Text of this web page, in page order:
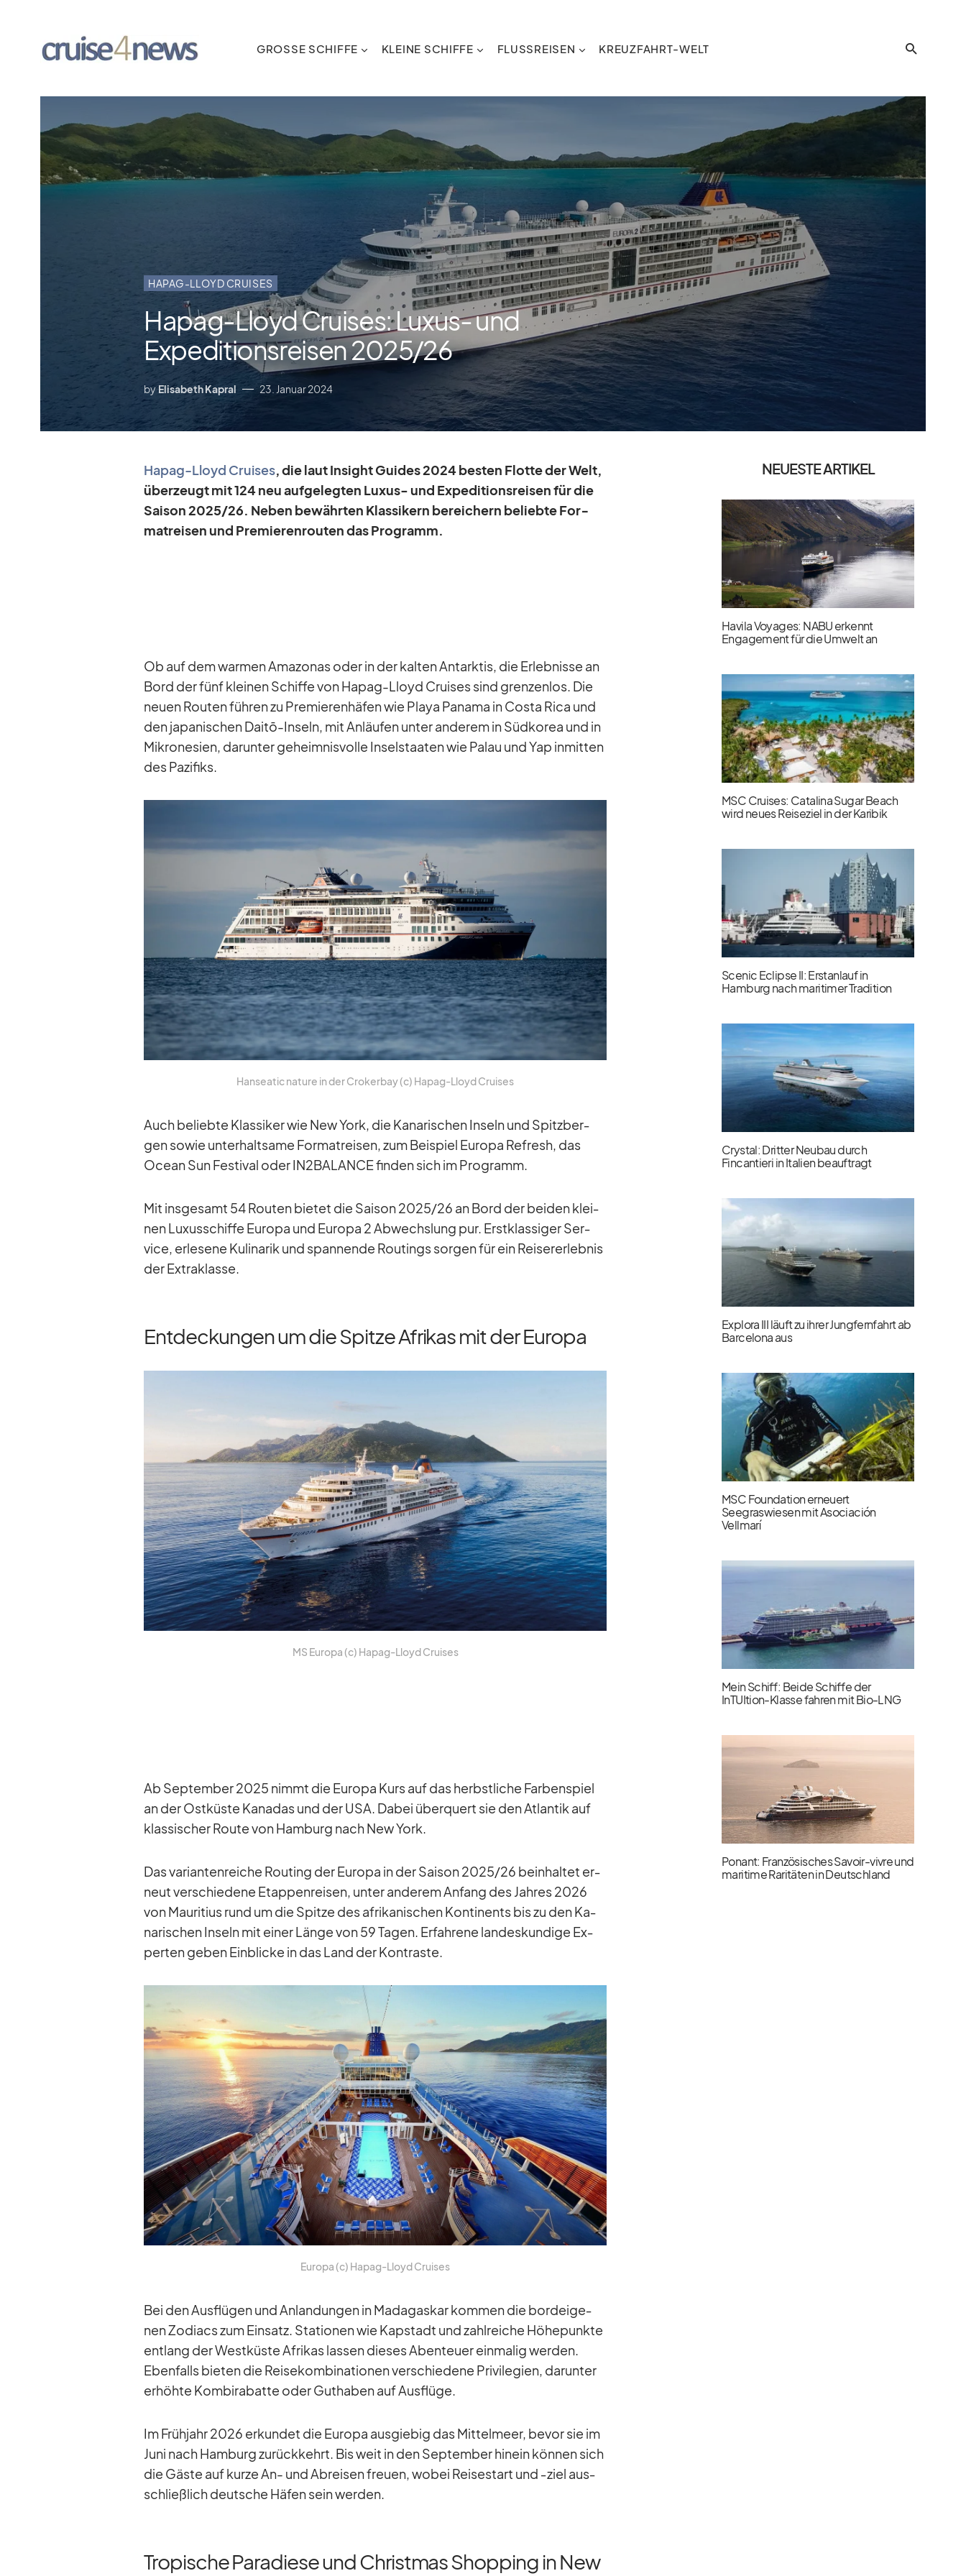
GROSSE SCHIFFE KLEINE SCHIFFE FLUSSREISEN KREUZFAHRT-WELT
HAPAG-LLOYD CRUISES
Hapag-Lloyd Cruises: Luxus- und
Expeditionsreisen 2025/​26
by Elisabeth Kapral 23. Januar 2024
Ha­pag-Lloyd Crui­ses, die laut In­sight Gui­des 2024 bes­ten Flotte der Welt,
über­zeugt mit 124 neu auf­ge­leg­ten Lu­xus- und Ex­pe­di­ti­ons­rei­sen für die
Sai­son 2025/​26. Ne­ben be­währ­ten Klas­si­kern be­rei­chern be­liebte For­
ma­trei­sen und Pre­mie­ren­rou­ten das Pro­gramm.
Ob auf dem war­men Ama­zo­nas oder in der kal­ten Ant­ark­tis, die Er­leb­nisse an
Bord der fünf klei­nen Schiffe von Ha­pag-Lloyd Crui­ses sind gren­zen­los. Die
neuen Rou­ten füh­ren zu Pre­mie­ren­hä­fen wie Playa Pa­nama in Costa Rica und
den ja­pa­ni­schen Daitō-In­seln, mit An­läu­fen un­ter an­de­rem in Süd­ko­rea und in
Mi­kro­ne­sien, dar­un­ter ge­heim­nis­volle In­sel­staa­ten wie Pa­lau und Yap in­mit­ten
des Pa­zi­fiks.
Han­sea­tic na­ture in der Cro­ker­bay (c) Ha­pag-Lloyd Crui­ses
Auch be­liebte Klas­si­ker wie New York, die Ka­na­ri­schen In­seln und Spitz­ber­
gen so­wie un­ter­halt­same For­ma­trei­sen, zum Bei­spiel Eu­ropa Re­fresh, das
Ocean Sun Fes­ti­val oder IN2BALANCE fin­den sich im Pro­gramm.
Mit ins­ge­samt 54 Rou­ten bie­tet die Sai­son 2025/​26 an Bord der bei­den klei­
nen Lu­xus­schiffe Eu­ropa und Eu­ropa 2 Ab­wechs­lung pur. Erst­klas­si­ger Ser­
vice, er­le­sene Ku­li­na­rik und span­nende Rou­tings sor­gen für ein Rei­ser­er­leb­nis
der Ex­tra­klasse.
Entdeckungen um die Spitze Afrikas mit der Europa
MS Eu­ropa (c) Ha­pag-Lloyd Crui­ses
Ab Sep­tem­ber 2025 nimmt die Eu­ropa Kurs auf das herbst­li­che Far­ben­spiel
an der Ost­küste Ka­na­das und der USA. Da­bei über­quert sie den At­lan­tik auf
klas­si­scher Route von Ham­burg nach New York.
Das va­ri­an­ten­rei­che Rou­ting der Eu­ropa in der Sai­son 2025/​26 be­inhal­tet er­
neut ver­schie­dene Etap­pen­rei­sen, un­ter an­de­rem An­fang des Jah­res 2026
von Mau­ri­tius rund um die Spitze des afri­ka­ni­schen Kon­ti­nents bis zu den Ka­
na­ri­schen In­seln mit ei­ner Länge von 59 Ta­gen. Er­fah­rene lan­des­kun­dige Ex­
per­ten ge­ben Ein­bli­cke in das Land der Kon­traste.
Eu­ropa (c) Ha­pag-Lloyd Crui­ses
Bei den Aus­flü­gen und An­lan­dun­gen in Ma­da­gas­kar kom­men die bord­ei­ge­
nen Zo­diacs zum Ein­satz. Sta­tio­nen wie Kap­stadt und zahl­rei­che Hö­he­punkte
ent­lang der West­küste Afri­kas las­sen die­ses Aben­teuer ein­ma­lig wer­den.
Eben­falls bie­ten die Rei­se­kom­bi­na­tio­nen ver­schie­dene Pri­vi­le­gien, dar­un­ter
er­höhte Kom­bi­ra­batte oder Gut­ha­ben auf Aus­flüge.
Im Früh­jahr 2026 er­kun­det die Eu­ropa aus­gie­big das Mit­tel­meer, be­vor sie im
Juni nach Ham­burg zu­rück­kehrt. Bis weit in den Sep­tem­ber hin­ein kön­nen sich
die Gäste auf kurze An- und Ab­rei­sen freuen, wo­bei Rei­se­start und ‑ziel aus­
schließ­lich deut­sche Hä­fen sein wer­den.
Tropische Paradiese und Christmas Shopping in New
NEUESTE ARTIKEL
Havila Voyages: NABU erkennt
Engagement für die Umwelt an
MSC Cruises: Catalina Sugar Beach
wird neues Reiseziel in der Karibik
Scenic Eclipse II: Erstanlauf in
Hamburg nach maritimer Tradition
Crystal: Dritter Neubau durch
Fincantieri in Italien beauftragt
Explora III läuft zu ihrer Jungfernfahrt ab
Barcelona aus
MSC Foundation erneuert
Seegraswiesen mit Asociación
Vellmarí
Mein Schiff: Beide Schiffe der
InTUItion-Klasse fahren mit Bio-LNG
Ponant: Französisches Savoir-vivre und
maritime Raritäten in Deutschland